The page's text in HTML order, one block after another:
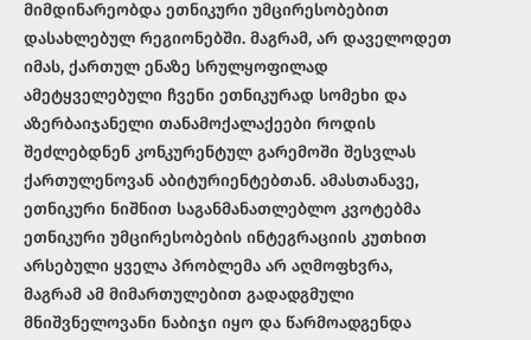
მიმდინარეობდა ეთნიკური უმცირესობებით
დასახლებულ რეგიონებში. მაგრამ, არ დაველოდეთ
იმას, ქართულ ენაზე სრულყოფილად
ამეტყველებული ჩვენი ეთნიკურად სომეხი და
აზერბაიჯანელი თანამოქალაქეები როდის
შეძლებდნენ კონკურენტულ გარემოში შესვლას
ქართულენოვან აბიტურიენტებთან. ამასთანავე,
ეთნიკური ნიშნით საგანმანათლებლო კვოტებმა
ეთნიკური უმცირესობების ინტეგრაციის კუთხით
არსებული ყველა პრობლემა არ აღმოფხვრა,
მაგრამ ამ მიმართულებით გადადგმული
მნიშვნელოვანი ნაბიჯი იყო და წარმოადგენდა